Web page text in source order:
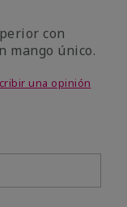
con
mango único.
una opinión